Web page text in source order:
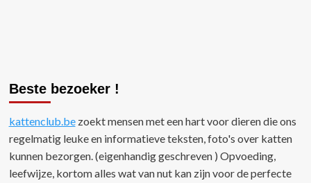
Beste bezoeker !
kattenclub.bezoekt mensen met een hart voor dieren die ons
regelmatig leuke en informatieve teksten, foto's over katten
kunnen bezorgen. (eigenhandig geschreven ) Opvoeding,
leefwijze, kortom alles wat van nut kan zijn voor de perfecte